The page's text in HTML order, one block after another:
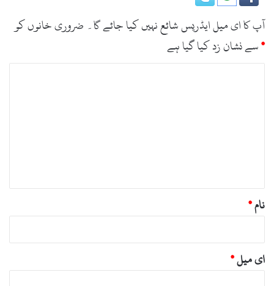
آپ کا ای میل ایڈریس شائع نہیں کیا جائے گا۔ ضروری خانوں کو
*سے نشان زد کیا گیا ہے
نام*
ای میل*